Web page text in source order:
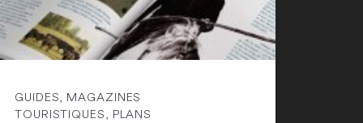
GUIDES, MAGAZINES
TOURISTIQUES, PLANS